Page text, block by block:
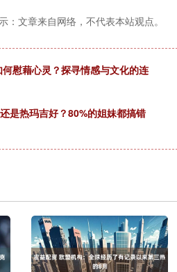
：文章来自网络，不代表本站观点。
慰藉心灵？探寻情感与文化的连
是热玛吉好？80%的姐妹都搞错